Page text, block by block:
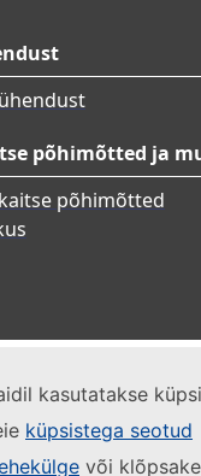
kasutatakse
küpsistega seotud
või
põhimõtted ja
põhimõtted